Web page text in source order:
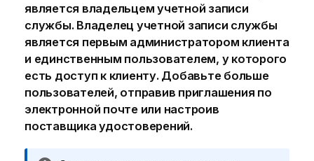
является владельцем учетной записи
службы. Владелец учетной записи службы
является первым администратором клиента
и единственным пользователем, у которого
есть доступ к клиенту. Добавьте больше
пользователей, отправив приглашения по
электронной почте или настроив
поставщика удостоверений.